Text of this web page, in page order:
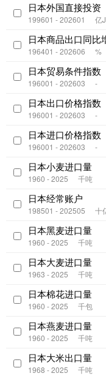
日本外国直接投资
199601 - 202601 亿
日本商品出口同比
196401 - 202606 %
日本贸易条件指数
196001 - 202603 -
日本出口价格指数
196001 - 202603 -
日本进口价格指数
196001 - 202603 -
日本小麦进口量
1960 - 2025 千吨
日本经常账户
198501 - 202505 十
日本黑麦进口量
1960 - 2025 千吨
日本大麦进口量
1963 - 2025 千吨
日本棉花进口量
1960 - 2025 千包
日本燕麦进口量
1960 - 2025 千吨
日本大米出口量
1968 - 2025 千吨